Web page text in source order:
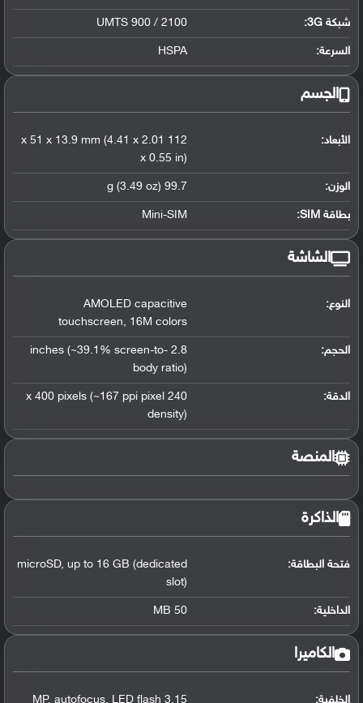
شبكة 3G :
UMTS 900 / 2100
السرعة: HSPA
الجسم
الأبعاد:
112 x 51 x 13.9 mm (4.41 x 2.01
x 0.55 in)
الوزن: 99.7 g (3.49 oz)
بطاقة SIM: Mini-SIM
الشاشة
النوع:
AMOLED capacitive
touchscreen, 16M colors
الحجم:
2.8 inches (~39.1% screen-to-
body ratio)
الدقة:
240 x 400 pixels (~167 ppi pixel
density)
المنصة
الذاكرة
فتحة البطاقة: microSD, up to 16 GB (dedicated
slot)
الداخلية: 50 MB
الكاميرا